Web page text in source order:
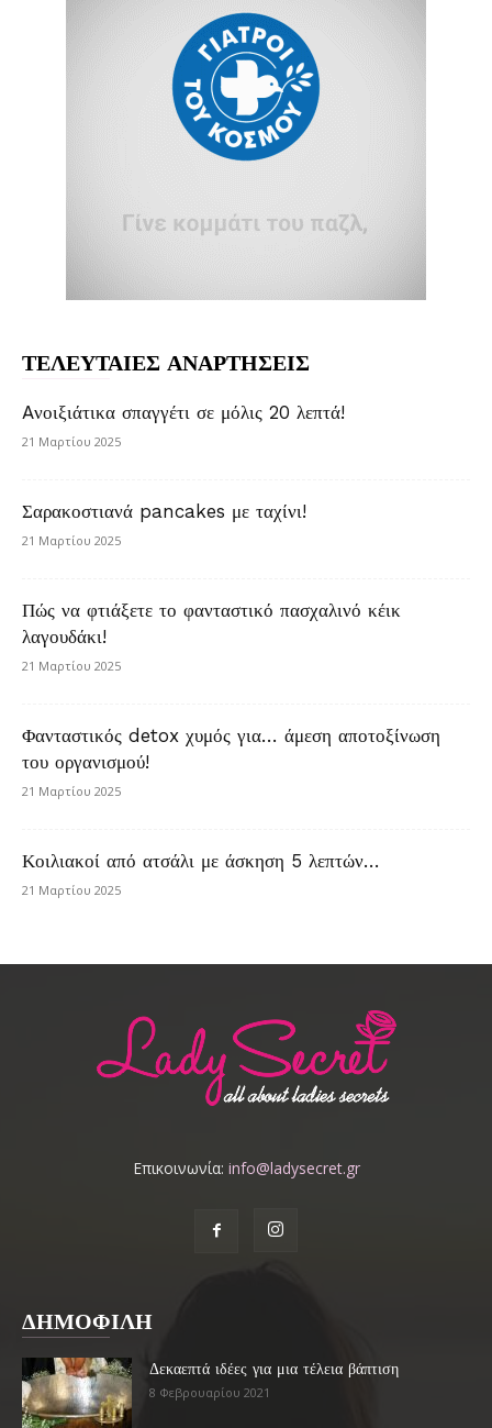
ΤΕΛΕΥΤΑΙΕΣ ΑΝΑΡΤΗΣΕΙΣ
Aνοιξιάτικα σπαγγέτι σε μόλις 20 λεπτά!
21 Μαρτίου 2025
Σαρακοστιανά pancakes με ταχίνι!
21 Μαρτίου 2025
Πώς να φτιάξετε το φανταστικό πασχαλινό κέικ
λαγουδάκι!
21 Μαρτίου 2025
Φανταστικός detox χυμός για… άμεση αποτοξίνωση
του οργανισμού!
21 Μαρτίου 2025
Κοιλιακοί από ατσάλι με άσκηση 5 λεπτών…
21 Μαρτίου 2025
Επικοινωνία: info@ladysecret.gr
ΔΗΜΟΦΙΛΗ
Δεκαεπτά ιδέες για μια τέλεια βάπτιση
8 Φεβρουαρίου 2021